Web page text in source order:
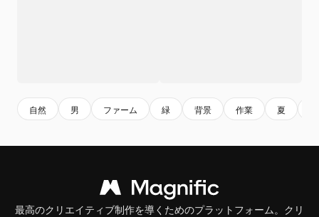
自然 男 ファーム 緑 背景 作業 夏
最高のクリエイティブ制作を導くためのプラットフォーム。クリ